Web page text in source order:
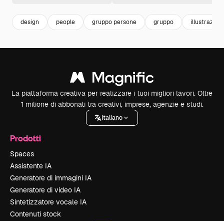
design people gruppo persone gruppo illustrazioni
La piattaforma creativa per realizzare i tuoi migliori lavori. Oltre
1 milione di abbonati tra creativi, imprese, agenzie e studi.
Italiano
Prodotti
Spaces
Assistente IA
Generatore di immagini IA
Generatore di video IA
Sintetizzatore vocale IA
Contenuti stock